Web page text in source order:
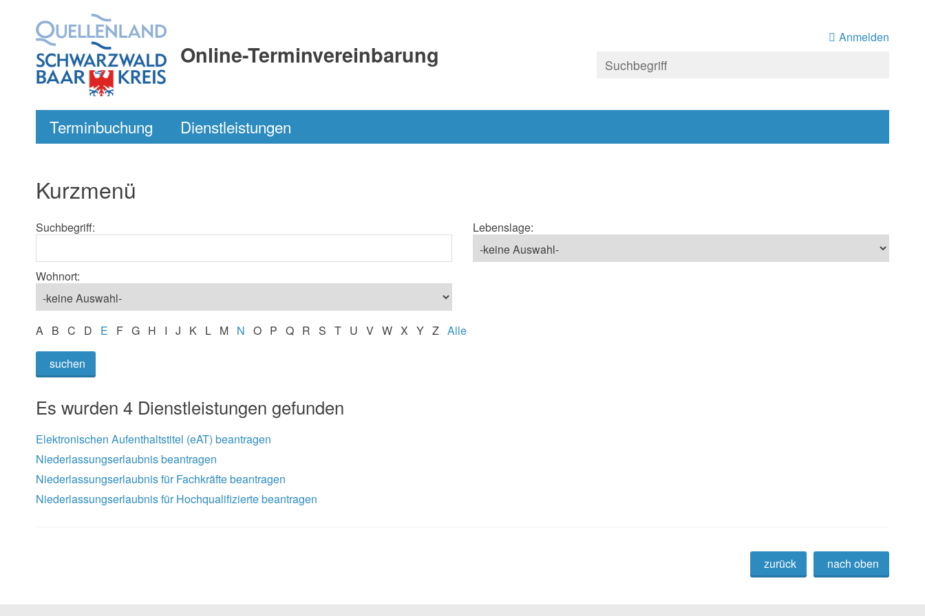
Online-Terminvereinbarung
Anmelden
Terminbuchung Dienstleistungen
Kurzmenü
Suchbegriff: Lebenslage:
Wohnort:
A B C D E F G H I J K L M N O P Q R S T U V W X Y Z Alle
suchen
Es wurden 4 Dienstleistungen gefunden
Elektronischen Aufenthaltstitel (eAT) beantragen
Niederlassungserlaubnis beantragen
Niederlassungserlaubnis für Fachkräfte beantragen
Niederlassungserlaubnis für Hochqualifizierte beantragen
nach oben
zurück